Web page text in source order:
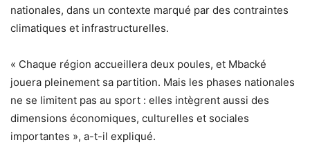
nationales, dans un contexte marqué par des contraintes
climatiques et infrastructurelles.
« Chaque région accueillera deux poules, et Mbacké
jouera pleinement sa partition. Mais les phases nationales
ne se limitent pas au sport : elles intègrent aussi des
dimensions économiques, culturelles et sociales
importantes », a-t-il expliqué.